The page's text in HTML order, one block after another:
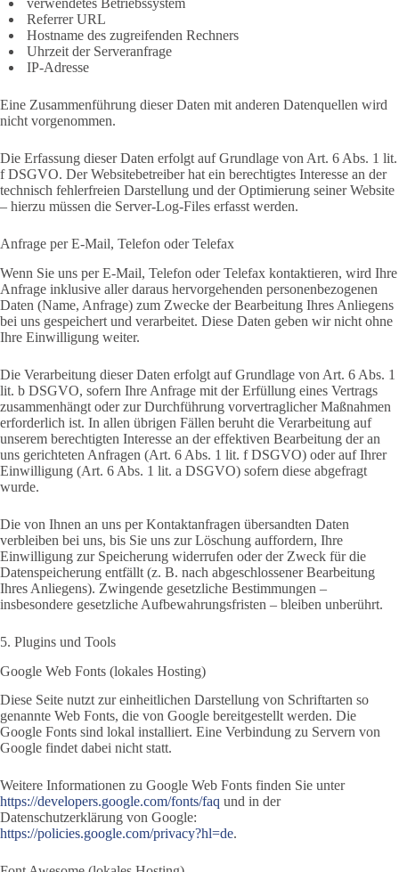
verwendetes Betriebssystem
Referrer URL
Hostname des zugreifenden Rechners
Uhrzeit der Serveranfrage
IP-Adresse
Eine Zusammenführung dieser Daten mit anderen Datenquellen wird
nicht vorgenommen.
Die Erfassung dieser Daten erfolgt auf Grundlage von Art. 6 Abs. 1 lit.
f DSGVO. Der Websitebetreiber hat ein berechtigtes Interesse an der
technisch fehlerfreien Darstellung und der Optimierung seiner Website
– hierzu müssen die Server-Log-Files erfasst werden.
Anfrage per E-Mail, Telefon oder Telefax
Wenn Sie uns per E-Mail, Telefon oder Telefax kontaktieren, wird Ihre
Anfrage inklusive aller daraus hervorgehenden personenbezogenen
Daten (Name, Anfrage) zum Zwecke der Bearbeitung Ihres Anliegens
bei uns gespeichert und verarbeitet. Diese Daten geben wir nicht ohne
Ihre Einwilligung weiter.
Die Verarbeitung dieser Daten erfolgt auf Grundlage von Art. 6 Abs. 1
lit. b DSGVO, sofern Ihre Anfrage mit der Erfüllung eines Vertrags
zusammenhängt oder zur Durchführung vorvertraglicher Maßnahmen
erforderlich ist. In allen übrigen Fällen beruht die Verarbeitung auf
unserem berechtigten Interesse an der effektiven Bearbeitung der an
uns gerichteten Anfragen (Art. 6 Abs. 1 lit. f DSGVO) oder auf Ihrer
Einwilligung (Art. 6 Abs. 1 lit. a DSGVO) sofern diese abgefragt
wurde.
Die von Ihnen an uns per Kontaktanfragen übersandten Daten
verbleiben bei uns, bis Sie uns zur Löschung auffordern, Ihre
Einwilligung zur Speicherung widerrufen oder der Zweck für die
Datenspeicherung entfällt (z. B. nach abgeschlossener Bearbeitung
Ihres Anliegens). Zwingende gesetzliche Bestimmungen –
insbesondere gesetzliche Aufbewahrungsfristen – bleiben unberührt.
5. Plugins und Tools
Google Web Fonts (lokales Hosting)
Diese Seite nutzt zur einheitlichen Darstellung von Schriftarten so
genannte Web Fonts, die von Google bereitgestellt werden. Die
Google Fonts sind lokal installiert. Eine Verbindung zu Servern von
Google findet dabei nicht statt.
Weitere Informationen zu Google Web Fonts finden Sie unter
https://developers.google.com/fonts/faq und in der
Datenschutzerklärung von Google:
https://policies.google.com/privacy?hl=de.